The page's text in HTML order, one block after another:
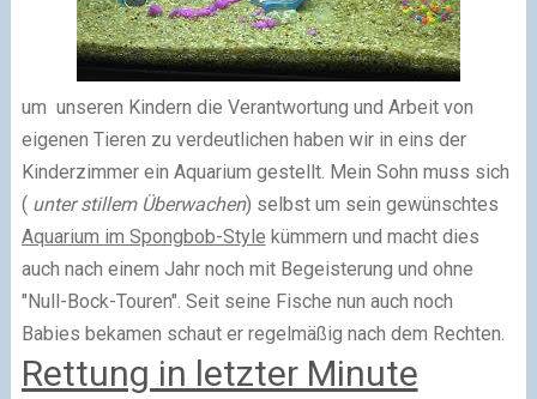
um unseren Kindern die Verantwortung und Arbeit von
eigenen Tieren zu verdeutlichen haben wir in eins der
Kinderzimmer ein Aquarium gestellt. Mein Sohn muss sich
( unter stillem Überwachen) selbst um sein gewünschtes
Aquarium im Spongbob-Style kümmern und macht dies
auch nach einem Jahr noch mit Begeisterung und ohne
"Null-Bock-Touren". Seit seine Fische nun auch noch
Babies bekamen schaut er regelmäßig nach dem Rechten.
Rettung in letzter Minute